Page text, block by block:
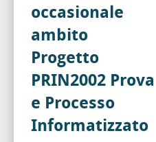
occasionale
ambito
Progetto
PRIN2002 Prova
e Processo
Informatizzato